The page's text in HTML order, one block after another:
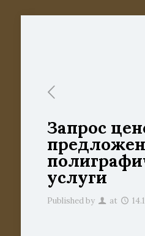
Запрос
услуги
Published by at